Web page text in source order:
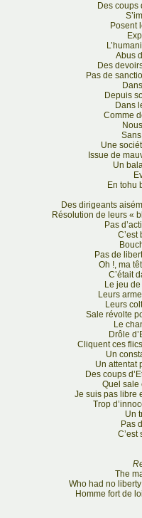
Des coups
Posent
Abus
Des
Pas de
Depuis
Dans
Comme
Une
Issue de
Un
En tohu
Des dirigeants
Résolution de leurs «
Pas
C’est
Pas de
Oh !, ma
C’était
Le jeu
Leurs
Leurs
Sale révolte
Le
Drôle
Cliquent ces
Un
Un attentat
Des coups
Quel sale
Je suis pas libre
Trop
Un
Pas
C’est
The
Who had no
Homme fort de